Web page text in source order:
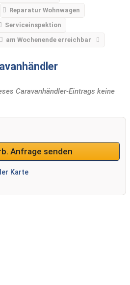
Reparatur Wohnwagen
Serviceinspektion
am Wochenende erreichbar
Caravanhändler-Eintrags keine
Anfrage senden
Karte